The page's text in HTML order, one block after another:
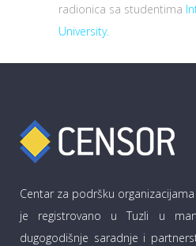
radionica sa studentima
University.
Centar za podršku organizacijama
je registrovano u Tuzli u
dugogodišnje saradnje i